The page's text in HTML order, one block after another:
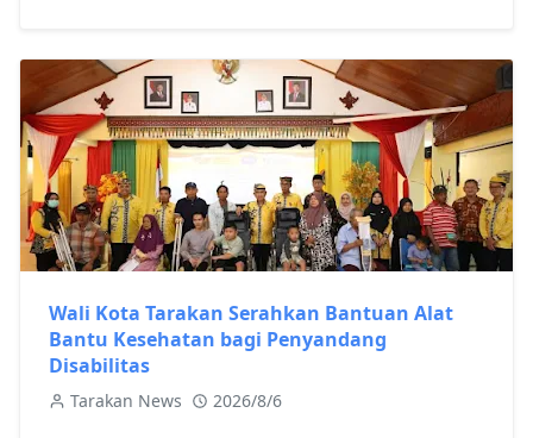
Wali Kota Tarakan Serahkan Bantuan Alat
Bantu Kesehatan bagi Penyandang
Disabilitas
Tarakan News 2026/8/6